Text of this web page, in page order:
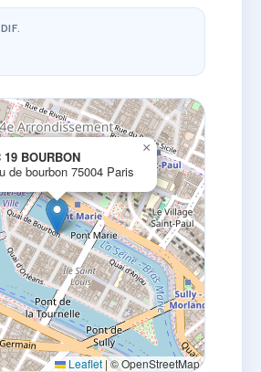
19 BOURBON
de bourbon 75004 Paris
×
Leaflet |© OpenStreetMap